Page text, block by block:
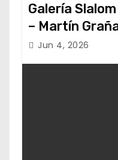
Galería
– Martín
Jun 4, 2026